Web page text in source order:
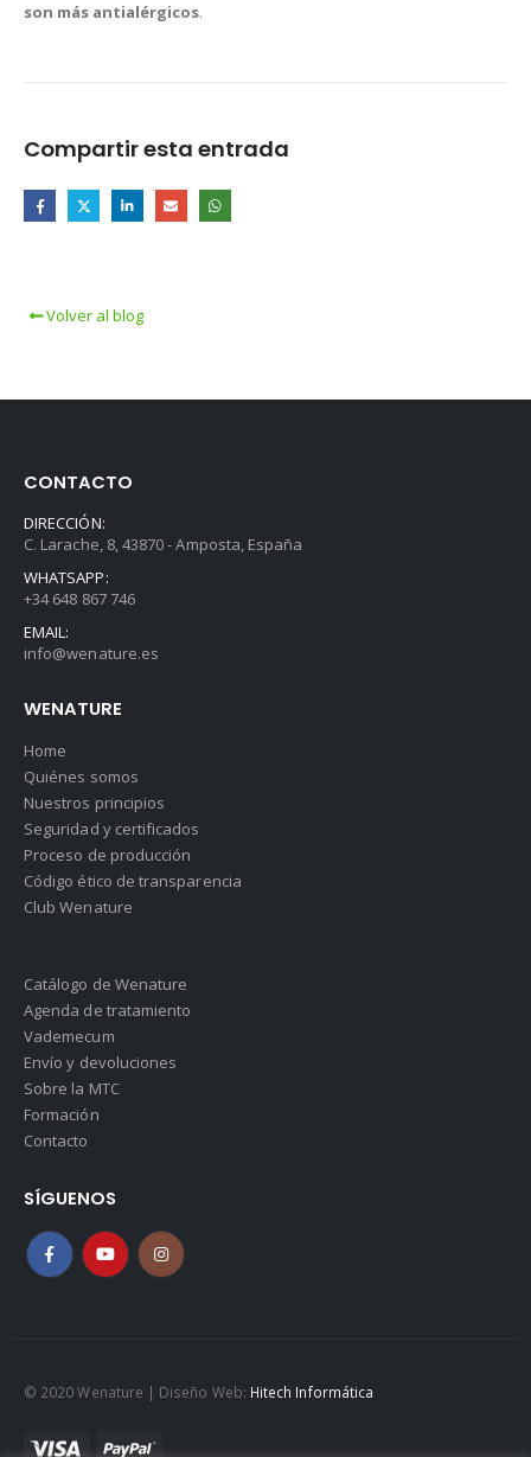
son más antialérgicos.
Compartir esta entrada
Volver al blog
CONTACTO
DIRECCIÓN:
C. Larache, 8, 43870 - Amposta, España
WHATSAPP:
+34 648 867 746
EMAIL:
info@wenature.es
WENATURE
Home
Quiénes somos
Nuestros principios
Seguridad y certificados
Proceso de producción
Código ético de transparencia
Club Wenature
Catálogo de Wenature
Agenda de tratamiento
Vademecum
Envío y devoluciones
Sobre la MTC
Formación
Contacto
SÍGUENOS
© 2020 Wenature | Diseño Web: Hitech Informática